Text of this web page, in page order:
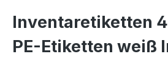
Inventaretiketten
PE-Etiketten weiß